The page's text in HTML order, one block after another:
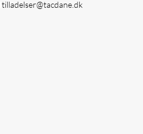
tilladelser@tacdane.dk